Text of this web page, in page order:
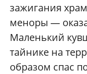
зажигания
меноры —
Маленький
тайнике на
образом спас